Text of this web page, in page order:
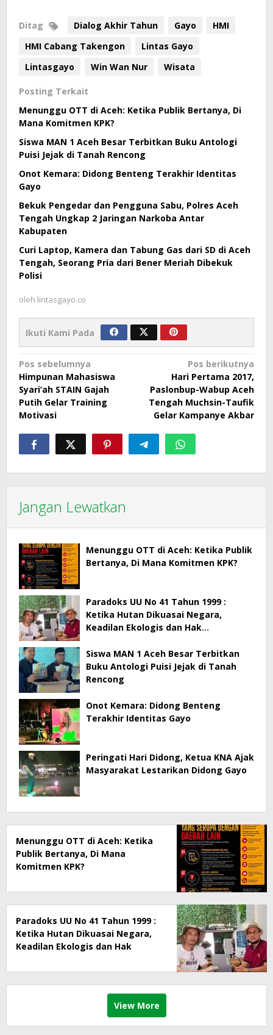
Ditag Dialog Akhir Tahun Gayo
HMI
HMI Cabang Takengon
Lintas Gayo
Lintasgayo
Win Wan Nur Wisata
Posting Terkait
Menunggu OTT di Aceh: Ketika Publik Bertanya, Di
Mana Komitmen KPK?
Siswa MAN 1 Aceh Besar Terbitkan Buku Antologi
Puisi Jejak di Tanah Rencong
Onot Kemara: Didong Benteng Terakhir Identitas
Gayo
Bekuk Pengedar dan Pengguna Sabu, Polres Aceh
Tengah Ungkap 2 Jaringan Narkoba Antar
Kabupaten
Curi Laptop, Kamera dan Tabung Gas dari SD di Aceh
Tengah, Seorang Pria dari Bener Meriah Dibekuk
Polisi
oleh lintasgayo.co
Ikuti Kami Pada
Navigasi
pos
Pos sebelumnya
Himpunan Mahasiswa
Syari’ah STAIN Gajah
Putih Gelar Training
Motivasi
Pos berikutnya
Hari Pertama 2017,
Paslonbup-Wabup Aceh
Tengah Muchsin-Taufik
Gelar Kampanye Akbar
Jangan Lewatkan
Menunggu OTT di Aceh: Ketika Publik
Bertanya, Di Mana Komitmen KPK?
Paradoks UU No 41 Tahun 1999 :
Ketika Hutan Dikuasai Negara,
Keadilan Ekologis dan Hak
Siswa MAN 1 Aceh Besar Terbitkan
Buku Antologi Puisi Jejak di Tanah
Rencong
Onot Kemara: Didong Benteng
Terakhir Identitas Gayo
Peringati Hari Didong, Ketua KNA Ajak
Masyarakat Lestarikan Didong Gayo
Menunggu OTT di Aceh: Ketika
Publik Bertanya, Di Mana
Komitmen KPK?
Paradoks UU No 41 Tahun 1999 :
Ketika Hutan Dikuasai Negara,
Keadilan Ekologis dan Hak
View More